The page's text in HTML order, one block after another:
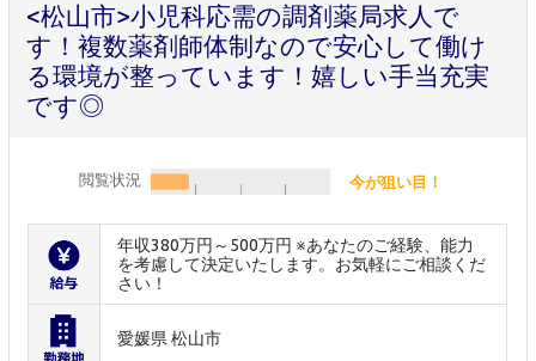
<松山市>小児科応需の調剤薬局求人で
す！複数薬剤師体制なので安心して働け
る環境が整っています！嬉しい手当充実
です◎
閲覧状況 今が狙い目！
年収380万円～500万円 ※あなたのご経験、能力
を考慮して決定いたします。お気軽にご相談くだ
さい！
愛媛県 松山市